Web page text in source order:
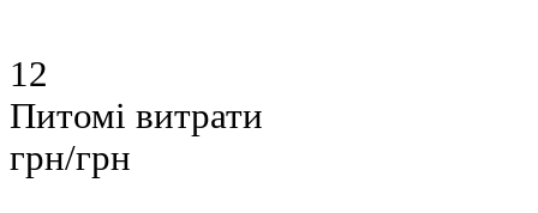
12
Питомі витрати
грн/грн